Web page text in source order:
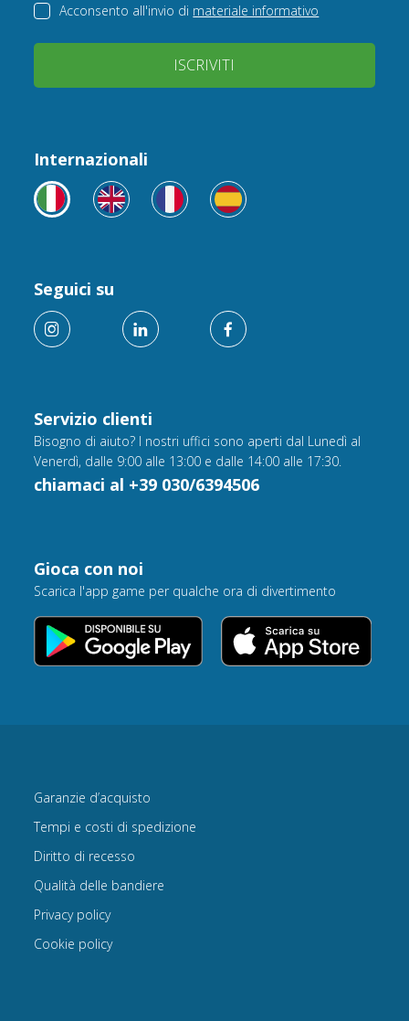
Acconsento all'invio di materiale informativo
ISCRIVITI
Servizio clienti
Bisogno di aiuto? I nostri uffici sono aperti dal Lunedì al
Venerdì, dalle 9:00 alle 13:00 e dalle 14:00 alle 17:30.
chiamaci al +39 030/6394506
Internazionali
Seguici su
Gioca con noi
Scarica l'app game per qualche ora di divertimento
Garanzie d’acquisto
Tempi e costi di spedizione
Diritto di recesso
Qualità delle bandiere
Privacy policy
Cookie policy